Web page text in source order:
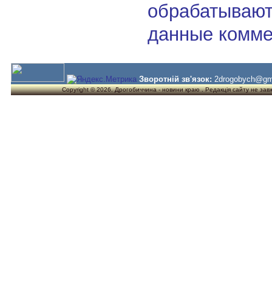
данные
Зворотній зв'язок:
Copyright © 2026. Дрогобиччина - новини краю . Редакція сайту не